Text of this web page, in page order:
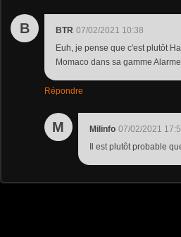
B BTR 07/02/2021 10:38
Euh, je pense que c'est plutôt
Momaco dans sa gamme
Répondre
M Milinfo 07/02/2021
Il est plutôt probable